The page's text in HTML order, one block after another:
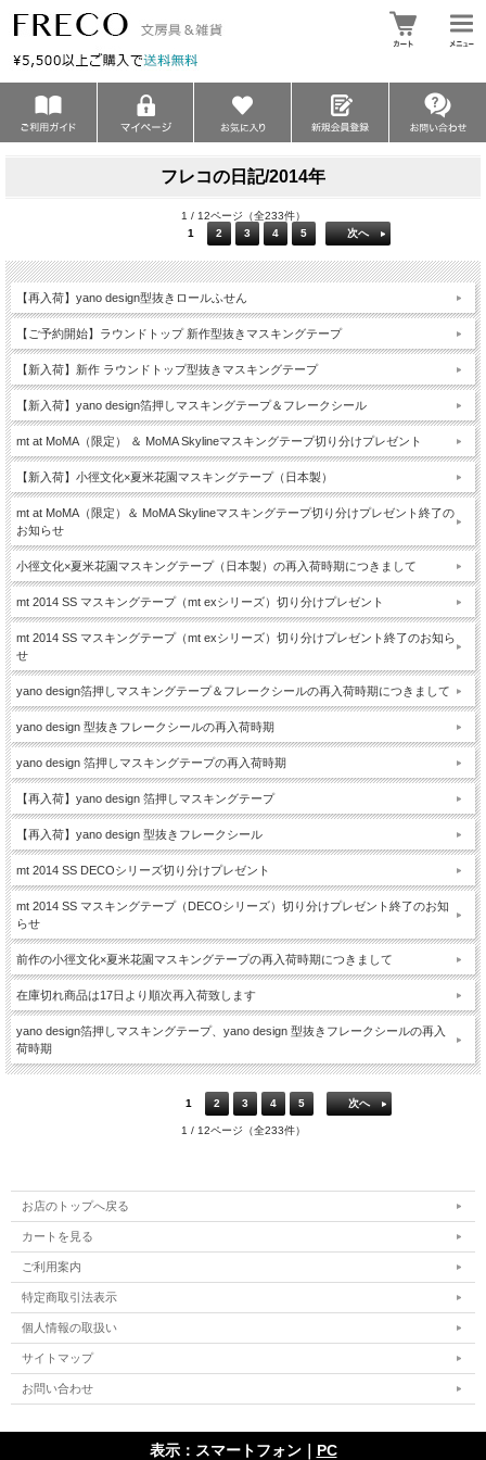
フレコの日記/2014年
1 / 12ページ（全233件）
1
2 3 4 5 次へ
【再入荷】yano design型抜きロールふせん
【ご予約開始】ラウンドトップ 新作型抜きマスキングテープ
【新入荷】新作 ラウンドトップ型抜きマスキングテープ
【新入荷】yano design箔押しマスキングテープ＆フレークシール
mt at MoMA（限定） ＆ MoMA Skylineマスキングテープ切り分けプレゼント
【新入荷】小徑文化×夏米花園マスキングテープ（日本製）
mt at MoMA（限定）＆ MoMA Skylineマスキングテープ切り分けプレゼント終了の
お知らせ
小徑文化×夏米花園マスキングテープ（日本製）の再入荷時期につきまして
mt 2014 SS マスキングテープ（mt exシリーズ）切り分けプレゼント
mt 2014 SS マスキングテープ（mt exシリーズ）切り分けプレゼント終了のお知ら
せ
yano design箔押しマスキングテープ＆フレークシールの再入荷時期につきまして
yano design 型抜きフレークシールの再入荷時期
yano design 箔押しマスキングテープの再入荷時期
【再入荷】yano design 箔押しマスキングテープ
【再入荷】yano design 型抜きフレークシール
mt 2014 SS DECOシリーズ切り分けプレゼント
mt 2014 SS マスキングテープ（DECOシリーズ）切り分けプレゼント終了のお知
らせ
前作の小徑文化×夏米花園マスキングテープの再入荷時期につきまして
在庫切れ商品は17日より順次再入荷致します
yano design箔押しマスキングテープ、yano design 型抜きフレークシールの再入
荷時期
1 2 3 4 5 次へ
1 / 12ページ（全233件）
お店のトップへ戻る
カートを見る
ご利用案内
特定商取引法表示
個人情報の取扱い
サイトマップ
お問い合わせ
表示：スマートフォン｜ PC